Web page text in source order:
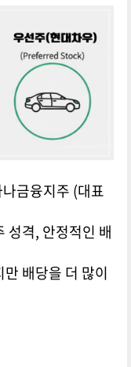
금융지주 (대표
성격, 안정적인 배
배당을 더 많이